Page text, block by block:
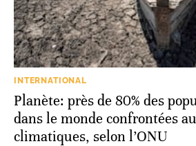
INTERNATIONAL
Planète: près de 80% des
dans le monde confrontées
climatiques, selon l’ONU